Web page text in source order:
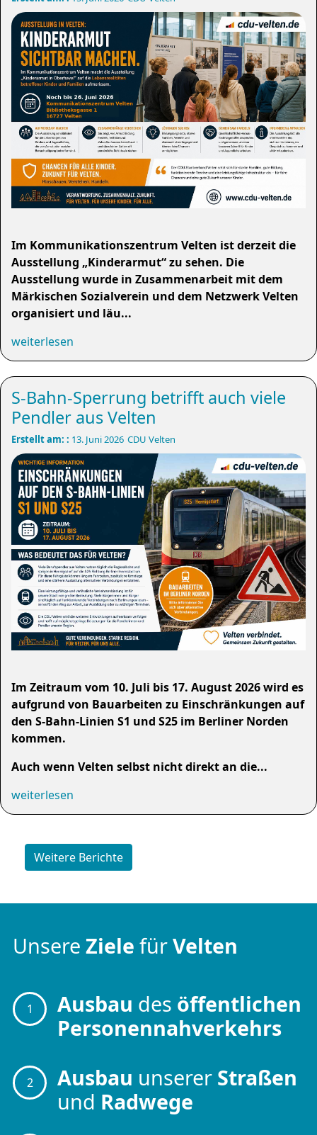
Im Kommunikationszentrum Velten ist derzeit die
Ausstellung „Kinderarmut“ zu sehen. Die
Ausstellung wurde in Zusammenarbeit mit dem
Märkischen Sozialverein und dem Netzwerk Velten
organisiert und läu...
weiterlesen
S-Bahn-Sperrung betrifft auch viele
Pendler aus Velten
Erstellt am: : 13. Juni 2026 CDU Velten
Im Zeitraum vom 10. Juli bis 17. August 2026 wird es
aufgrund von Bauarbeiten zu Einschränkungen auf
den S-Bahn-Linien S1 und S25 im Berliner Norden
kommen.
Auch wenn Velten selbst nicht direkt an die...
weiterlesen
Weitere Berichte
Unsere Ziele fürVelten
1 Ausbau des öffentlichen
Personennahverkehrs
2 Ausbau unserer Straßen
und Radwege